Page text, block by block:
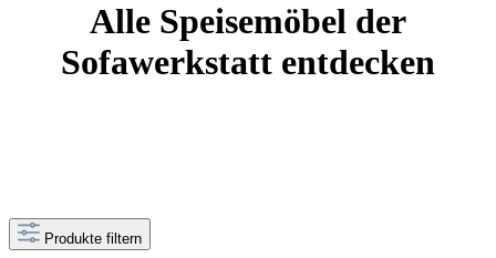
Alle Speisemöbel der
Sofawerkstatt entdecken
Produkte filtern